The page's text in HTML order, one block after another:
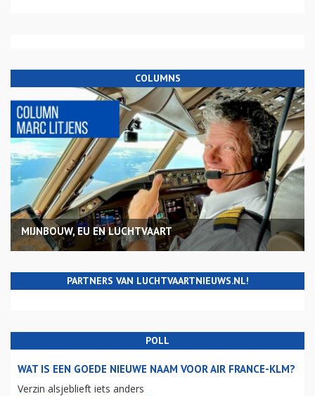
COLUMNS
MIJNBOUW, EU EN LUCHTVAART
PARTNERS VAN LUCHTVAARTNIEUWS.NL!
POLL
WAT IS EEN GOEDE NIEUWE NAAM VOOR AIR FRANCE-KLM?
Verzin alsjeblieft iets anders